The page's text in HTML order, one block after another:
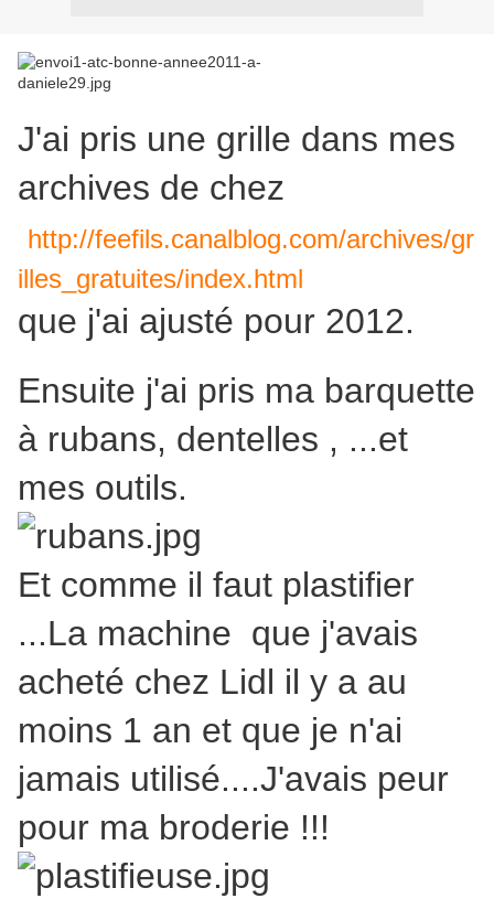
J'ai pris une grille dans mes
archives de chez
http://feefils.canalblog.com/archives/gr
illes_gratuites/index.html
que j'ai ajusté pour 2012.
Ensuite j'ai pris ma barquette
à rubans, dentelles , ...et
mes outils.
Et comme il faut plastifier
...La machine que j'avais
acheté chez Lidl il y a au
moins 1 an et que je n'ai
jamais utilisé....J'avais peur
pour ma broderie !!!